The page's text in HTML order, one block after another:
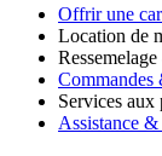
Offrir une
Location de
Commandes
Services aux
Assistance